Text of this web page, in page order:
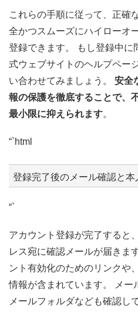
これらの手順に従って、正確
全かつスムーズにハイローオ
登録できます。 もし登録中に
式ウェブサイトのヘルプペー
い合わせてみましょう。 安全
報の保護を徹底することで、
最小限に抑えられます。
“`html
登録完了後のメール確認と
“`
アカウント登録が完了すると
レス宛に確認メールが届きま
ント有効化のためのリンクや
情報が含まれています。 メー
メールフォルダなども確認し